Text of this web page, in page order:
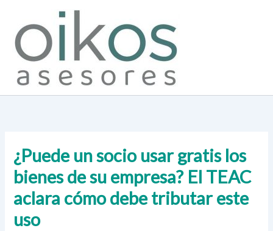
contenido
¿Puede un socio usar gratis los
bienes de su empresa? El TEAC
aclara cómo debe tributar este
uso